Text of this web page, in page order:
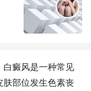
白癜风是一种常见
肤部位发生色素丧